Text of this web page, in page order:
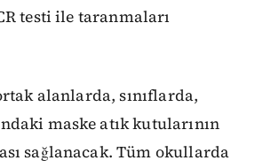
testi ile taranmaları
alanlarda, sınıflarda,
maske atık kutularının
sağlanacak. Tüm okullarda